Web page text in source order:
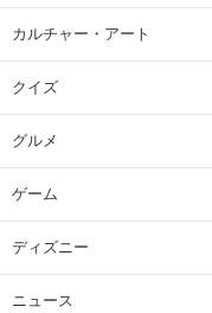
カルチャー・アート
クイズ
グルメ
ゲーム
ディズニー
ニュース